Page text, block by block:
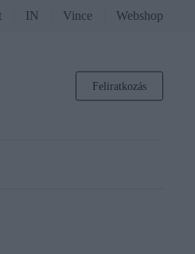
IN Vince Webshop
Feliratkozás